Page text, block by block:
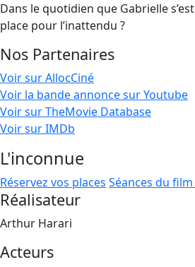
Dans le quotidien que Gabrielle
place pour l’inattendu ?
Nos Partenaires
Voir sur AllocCiné
Voir la bande annonce sur Youtube
Voir sur TheMovie Database
Voir sur IMDb
L'inconnue
Réservez vos places Séances du
Réalisateur
Arthur Harari
Acteurs